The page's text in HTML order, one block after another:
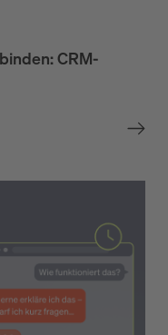
CRM-